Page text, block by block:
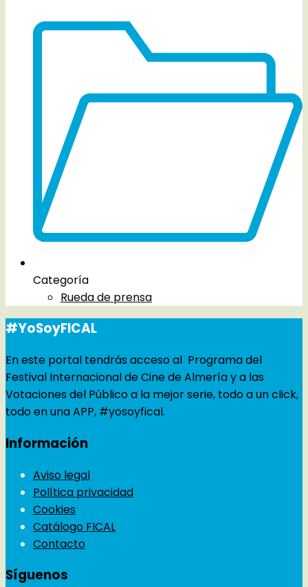
Categoría
Rueda de prensa
#YoSoyFICAL
En este portal tendrás acceso al Programa del
Festival Internacional de Cine de Almería y a las
Votaciones del Público a la mejor serie, todo a un click,
todo en una APP, #yosoyfical.
Información
Aviso legal
Política privacidad
Cookies
Catálogo FICAL
Contacto
Síguenos